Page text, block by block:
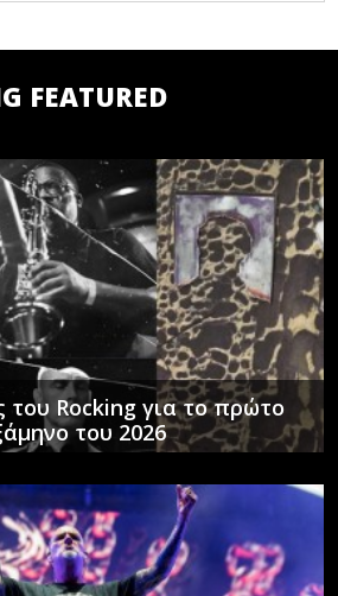
FEATURED
του Rocking για το πρώτο
του 2026